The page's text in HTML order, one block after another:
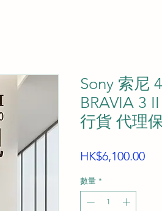
Sony 索尼
BRAVIA 3
行貨 代理
HK$6,100.00價
數量 *